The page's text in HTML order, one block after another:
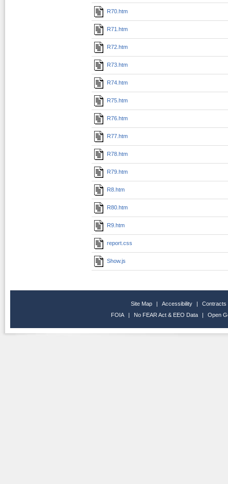
R70.htm
R71.htm
R72.htm
R73.htm
R74.htm
R75.htm
R76.htm
R77.htm
R78.htm
R79.htm
R8.htm
R80.htm
R9.htm
report.css
Show.js
Site Map | Accessibility |
Contracts
FOIA
| No FEAR Act & EEO Data | Open